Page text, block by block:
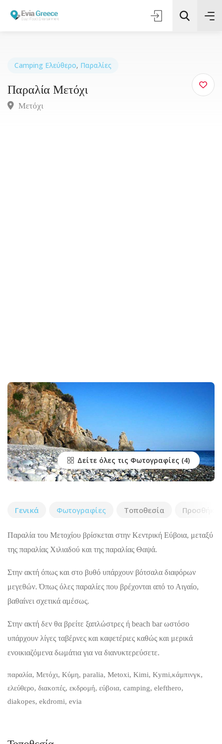
Τοποθεσία
Camping Ελεύθερο, Παραλίες
Παραλία Μετόχι
Μετόχι
Δείτε όλες τις Φωτογραφίες
Γενικά Φωτογραφίες Τοποθεσία Προσθήκη
Παραλία του Μετοχίου βρίσκεται στην Κεντρική Εύβοια, μεταξύ
της παραλίας Χιλιαδού και της παραλίας Θαψά.
Στην ακτή όπως και στο βυθό υπάρχουν βότσαλα διαφόρων
μεγεθών. Όπως όλες παραλίες που βρέχονται από το Αιγαίο,
βαθαίνει σχετικά αμέσως.
Στην ακτή δεν θα βρείτε ξαπλώστρες ή beach bar ωστόσο
υπάρχουν λίγες ταβέρνες και καφετέριες καθώς και μερικά
ενοικιαζόμενα δωμάτια για να διανυκτερεύσετε.
παραλία, Μετόχι, Κύμη, paralia, Metoxi, Kimi, Kymi,κάμπινγκ,
ελεύθερο, διακοπές, εκδρομή, εύβοια, camping, elefthero,
diakopes, ekdromi, evia